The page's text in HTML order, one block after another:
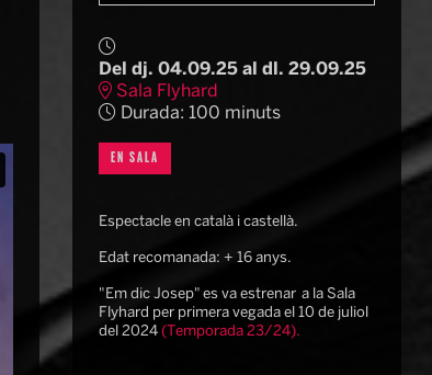
Del dj. 04.09.25 al dl. 29.09.25
Sala Flyhard
Durada: 100 minuts
EN SALA
Espectacle en català i castellà.
Edat recomanada: + 16 anys.
"Em dic Josep" es va estrenar a la Sala
Flyhard per primera vegada el 10 de juliol
del 2024(Temporada 23/24).